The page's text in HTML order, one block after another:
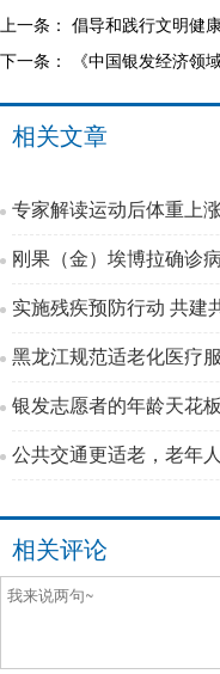
上一条： 倡导和践行文明健
下一条：
《中国银发经济领
相关文章
专家解读运动后体重上
刚果（金）埃博拉确诊
实施残疾预防行动 共建
黑龙江规范适老化医疗
银发志愿者的年龄天花
公共交通更适老，老年
相关评论